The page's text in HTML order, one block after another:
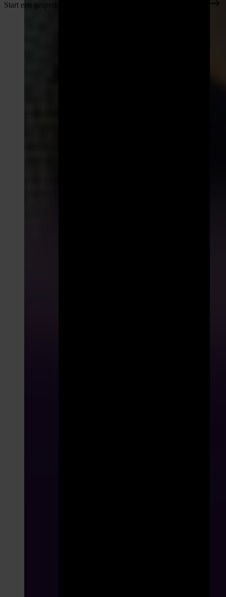
Start een gesprek